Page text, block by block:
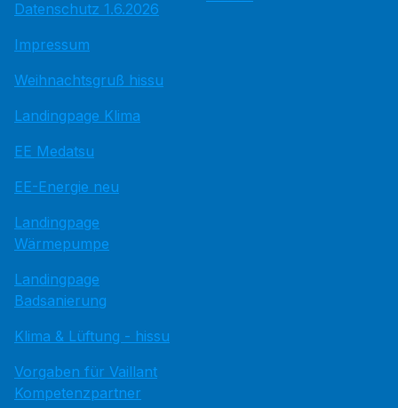
Datenschutz 1.6.2026
Impressum
Weihnachtsgruß hissu
Landingpage Klima
EE Medatsu
EE-Energie neu
Landingpage
Wärmepumpe
Landingpage
Badsanierung
Klima & Lüftung - hissu
Vorgaben für Vaillant
Kompetenzpartner